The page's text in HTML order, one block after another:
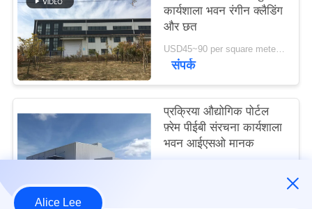
कार्यशाला भवन रंगीन क्लैडिंग
और छत
USD45~90 per square meter MOQ:1000 वर्ग मीटर
संपर्क
प्रक्रिया औद्योगिक पोर्टल
फ़्रेम पीईबी संरचना कार्यशाला
भवन आईएसओ मानक
Alice Lee